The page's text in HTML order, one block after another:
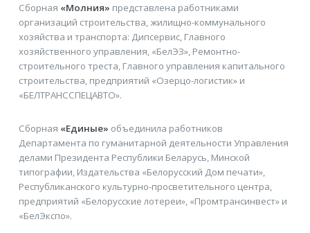
Сборная «Молния» представлена работниками
организаций строительства, жилищно-коммунального
хозяйства и транспорта: Дипсервис, Главного
хозяйственного управления, «БелЭЗ», Ремонтно-
строительного треста, Главного управления капитального
строительства, предприятий «Озерцо-логистик» и
«БЕЛТРАНССПЕЦАВТО».
Сборная «Единые» объединила работников
Департамента по гуманитарной деятельности Управления
делами Президента Республики Беларусь, Минской
типографии, Издательства «Белорусский Дом печати»,
Республиканского культурно-просветительного центра,
предприятий «Белорусские лотереи», «Промтрансинвест» и
«БелЭкспо».